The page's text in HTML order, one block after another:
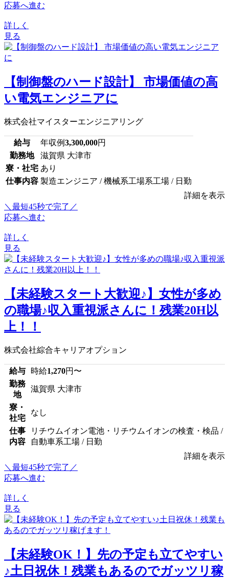
応募へ進む
詳しく
見る
【制御盤のハード設計】 市場価値の高
い電気エンジニアに
株式会社マイスターエンジニアリング
給与 年収例3,300,000円
勤務地
滋賀県 大津市
寮・社宅 あり
仕事内容 製造エンジニア / 機械系工場系工場 / 日勤
詳細を表示
＼最短45秒で完了／
応募へ進む
詳しく
見る
【未経験スタート大歓迎♪】女性が多め
の職場♪収入重視派さんに！残業20H以
上！！
株式会社綜合キャリアオプション
給与 時給1,270円〜
勤務
地
滋賀県 大津市
寮・
社宅
なし
仕事
内容
リチウムイオン電池・リチウムイオンの検査・検品 /
自動車系工場 / 日勤
詳細を表示
＼最短45秒で完了／
応募へ進む
詳しく
見る
【未経験OK！】先の予定も立てやすい
♪土日祝休！残業もあるのでガッツリ稼